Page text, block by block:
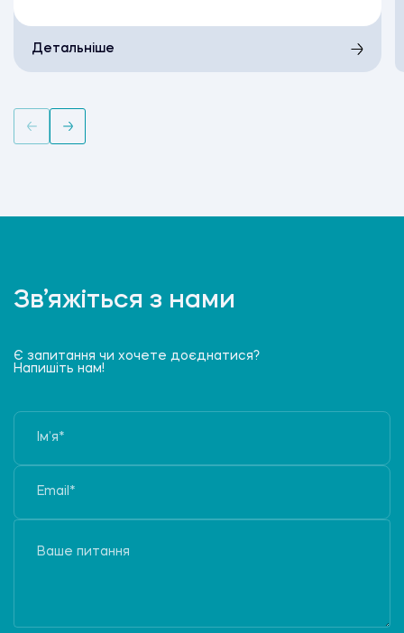
Детальніше
Зв’яжіться з нами
Є запитання чи хочете доєднатися?
Напишіть нам!